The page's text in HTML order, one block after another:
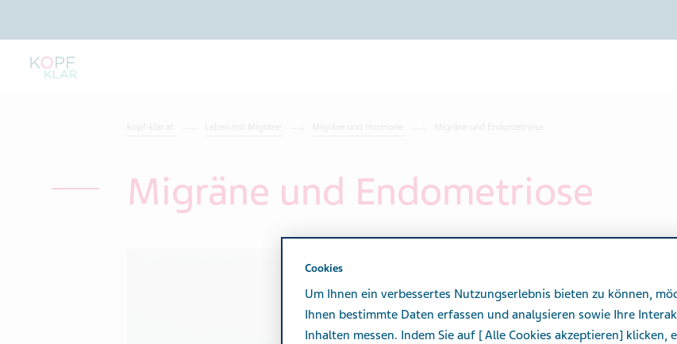
Migräne und Endometriose
Cookies
Um Ihnen ein verbessertes Nutzungserlebnis bieten zu können,
Ihnen bestimmte Daten erfassen und analysieren sowie Ihre
Inhalten messen. Indem Sie auf [ Alle Cookies akzeptieren] klicken,